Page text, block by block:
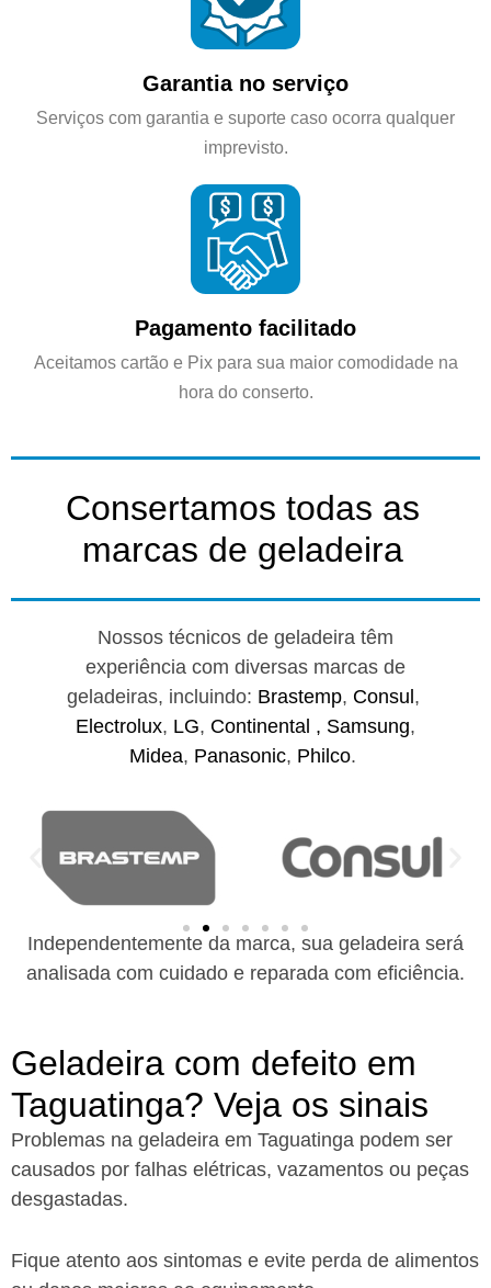
Garantia no serviço
Serviços com garantia e suporte caso ocorra qualquer
imprevisto.
Pagamento facilitado
Aceitamos cartão e Pix para sua maior comodidade na
hora do conserto.
Consertamos todas as
marcas de geladeira
Nossos técnicos de geladeira têm
experiência com diversas marcas de
geladeiras, incluindo: Brastemp, Consul ,
Electrolux, LG, Continental , Samsung,
Midea, Panasonic, Philco.
Independentemente da marca, sua geladeira será
analisada com cuidado e reparada com eficiência.
Geladeira com defeito em
Taguatinga? Veja os sinais
Problemas na geladeira em Taguatinga podem ser
causados por falhas elétricas, vazamentos ou peças
desgastadas.
Fique atento aos sintomas e evite perda de alimentos